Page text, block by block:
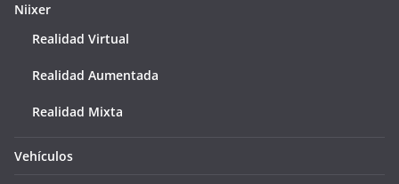
Niixer
Realidad Virtual
Realidad Aumentada
Realidad Mixta
Vehículos